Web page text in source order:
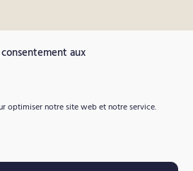
aux
optimiser notre site web et notre service.
vente